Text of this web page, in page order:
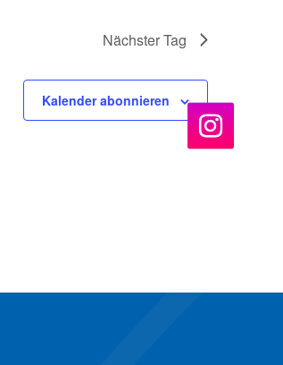
Nächster Tag
Kalender abonnieren